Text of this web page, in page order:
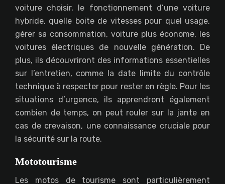
voiture choisir, le fonctionnement d’une voiture
hybride, quelle boite de vitesses pour quel usage,
gérer sa consommation, voiture plus économe, les
voitures électriques de nouvelle génération. De
plus, ils découvriront des informations essentielles
sur l’entretien, comme la date limite du contrôle
technique à respecter pour rester en règle. Pour les
situations d’urgence, ils apprendront également
combien de temps, on peut rouler sur la jante en
cas de crevaison, une connaissance cruciale pour
la sécurité sur la route.
Mototourisme
Les motos de tourisme sont particulièrement